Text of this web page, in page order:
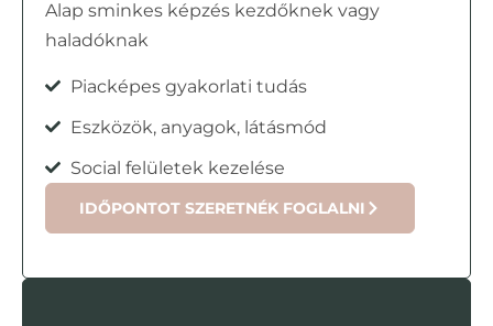
Alap sminkes képzés kezdőknek vagy
haladóknak
Piacképes gyakorlati tudás
Eszközök, anyagok, látásmód
Social felületek kezelése
IDŐPONTOT SZERETNÉK FOGLALNI